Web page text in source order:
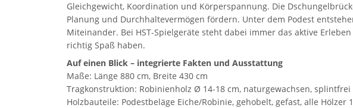
Gleichgewicht, Koordination und Körperspannung. Die
Planung und Durchhaltevermögen fördern. Unter dem Podest
Miteinander. Bei HST-Spielgeräte steht dabei immer das aktive
richtig Spaß haben.
Auf einen Blick – integrierte Fakten und Ausstattung
Maße: Länge 880 cm, Breite 430 cm
Tragkonstruktion: Robinienholz Ø 14-18 cm, naturgewachsen,
Holzbauteile: Podestbeläge Eiche/Robinie, gehobelt, gefast, alle